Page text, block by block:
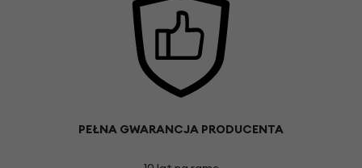
PEŁNA GWARANCJA PRODUCENTA